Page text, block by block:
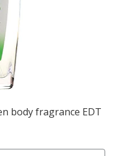
body fragrance EDT